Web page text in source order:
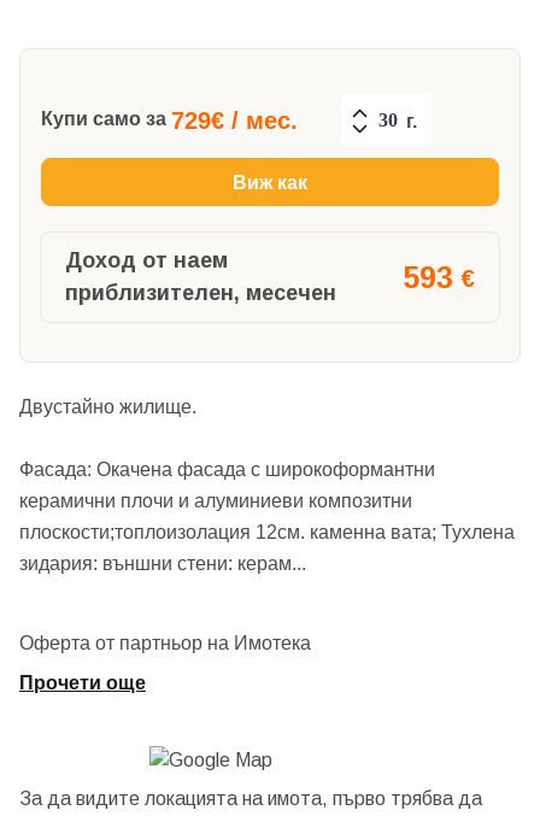
Купи само за 729€ / мес. г.
Виж как
Доход от наем
приблизителен, месечен
593 €
Двустайно жилище.
Фасада: Oкачена фасада с широкоформантни
керамични плочи и алуминиеви композитни
плоскости;топлоизолация 12см. каменна вата; Тухлена
зидария: външни стени: керам...
Оферта от партньор на Имотека
Прочети още
За да видите локацията на имота, първо трябва да